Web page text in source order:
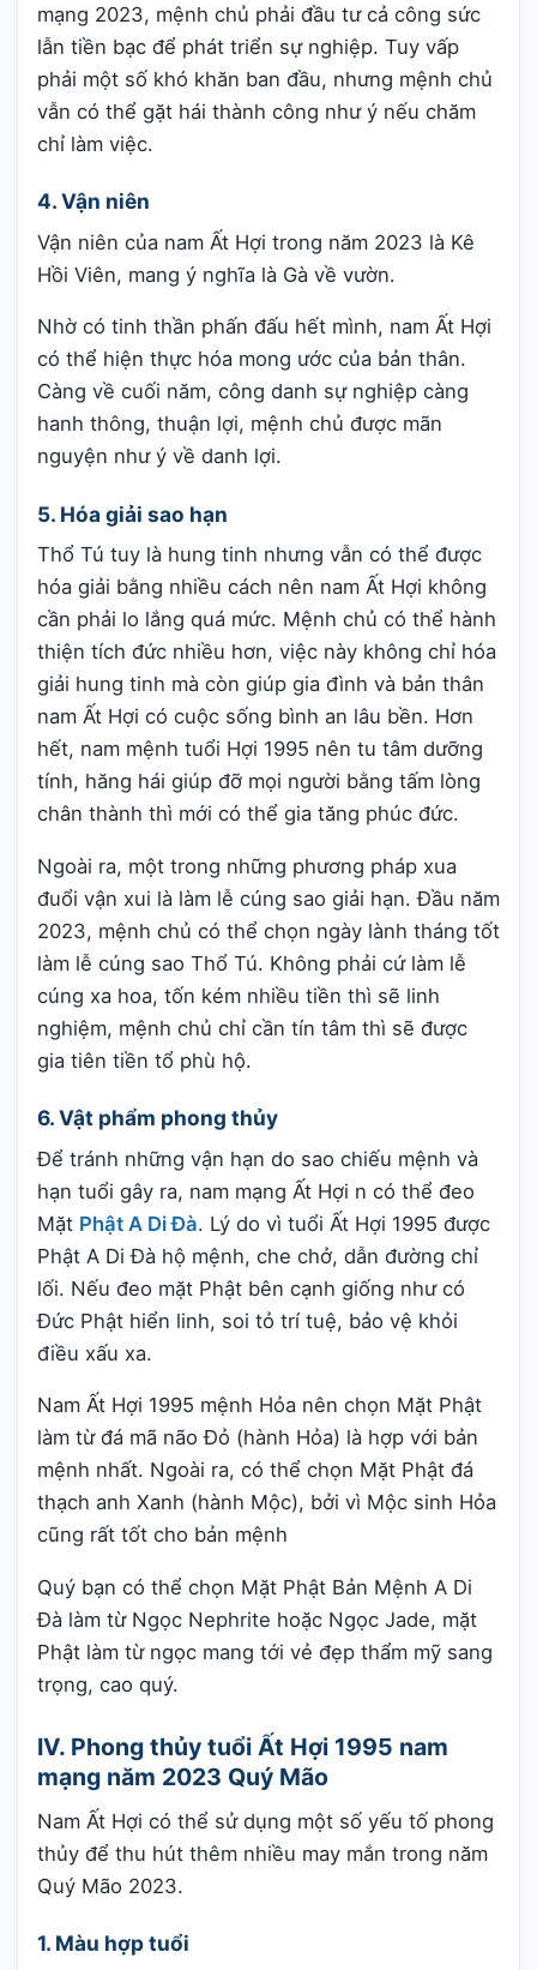
mạng 2023, mệnh chủ phải đầu tư cả công sức
lẫn tiền bạc để phát triển sự nghiệp. Tuy vấp
phải một số khó khăn ban đầu, nhưng mệnh chủ
vẫn có thể gặt hái thành công như ý nếu chăm
chỉ làm việc.
4. Vận niên
Vận niên của nam Ất Hợi trong năm 2023 là Kê
Hồi Viên, mang ý nghĩa là Gà về vườn.
Nhờ có tinh thần phấn đấu hết mình, nam Ất Hợi
có thể hiện thực hóa mong ước của bản thân.
Càng về cuối năm, công danh sự nghiệp càng
hanh thông, thuận lợi, mệnh chủ được mãn
nguyện như ý về danh lợi.
5. Hóa giải sao hạn
Thổ Tú tuy là hung tinh nhưng vẫn có thể được
hóa giải bằng nhiều cách nên nam Ất Hợi không
cần phải lo lắng quá mức. Mệnh chủ có thể hành
thiện tích đức nhiều hơn, việc này không chỉ hóa
giải hung tinh mà còn giúp gia đình và bản thân
nam Ất Hợi có cuộc sống bình an lâu bền. Hơn
hết, nam mệnh tuổi Hợi 1995 nên tu tâm dưỡng
tính, hăng hái giúp đỡ mọi người bằng tấm lòng
chân thành thì mới có thể gia tăng phúc đức.
Ngoài ra, một trong những phương pháp xua
đuổi vận xui là làm lễ cúng sao giải hạn. Đầu năm
2023, mệnh chủ có thể chọn ngày lành tháng tốt
làm lễ cúng sao Thổ Tú. Không phải cứ làm lễ
cúng xa hoa, tốn kém nhiều tiền thì sẽ linh
nghiệm, mệnh chủ chỉ cần tín tâm thì sẽ được
gia tiên tiền tổ phù hộ.
6. Vật phẩm phong thủy
Để tránh những vận hạn do sao chiếu mệnh và
hạn tuổi gây ra, nam mạng Ất Hợi n có thể đeo
Mặt Phật A Di Đà. Lý do vì tuổi Ất Hợi 1995 được
Phật A Di Đà hộ mệnh, che chở, dẫn đường chỉ
lối. Nếu đeo mặt Phật bên cạnh giống như có
Đức Phật hiển linh, soi tỏ trí tuệ, bảo vệ khỏi
điều xấu xa.
Nam Ất Hợi 1995 mệnh Hỏa nên chọn Mặt Phật
làm từ đá mã não Đỏ (hành Hỏa) là hợp với bản
mệnh nhất. Ngoài ra, có thể chọn Mặt Phật đá
thạch anh Xanh (hành Mộc), bởi vì Mộc sinh Hỏa
cũng rất tốt cho bản mệnh
Quý bạn có thể chọn Mặt Phật Bản Mệnh A Di
Đà làm từ Ngọc Nephrite hoặc Ngọc Jade, mặt
Phật làm từ ngọc mang tới vẻ đẹp thẩm mỹ sang
trọng, cao quý.
IV. Phong thủy tuổi Ất Hợi 1995 nam
mạng năm 2023 Quý Mão
Nam Ất Hợi có thể sử dụng một số yếu tố phong
thủy để thu hút thêm nhiều may mắn trong năm
Quý Mão 2023.
1. Màu hợp tuổi